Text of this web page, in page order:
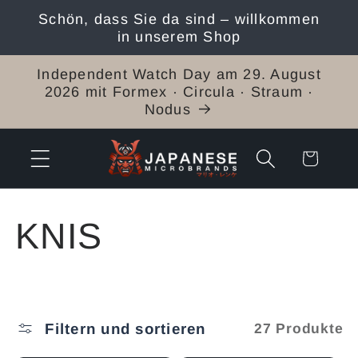
zum
Schön, dass Sie da sind – willkommen
in unserem Shop
Independent Watch Day am 29. August
2026 mit Formex · Circula · Straum ·
Nodus
Warenkorb
K
t
KNIS
Filtern und sortieren 27 Produkte